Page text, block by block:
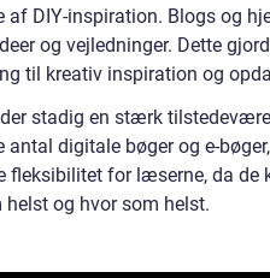
af DIY-inspiration. Blogs og
og vejledninger. Dette
til kreativ inspiration og
stadig en stærk
antal digitale bøger og e-
fleksibilitet for læserne, da
helst og hvor som helst.